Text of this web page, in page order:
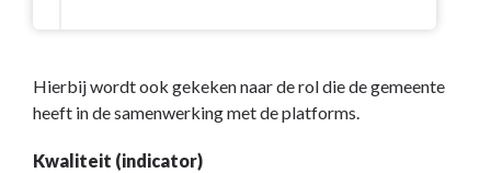
Hierbij wordt ook gekeken naar de rol die de gemeente
heeft in de samenwerking met de platforms.
Kwaliteit (indicator)